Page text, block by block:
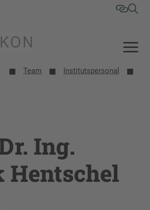
Team
Institutspersonal
Ing.
Hentschel